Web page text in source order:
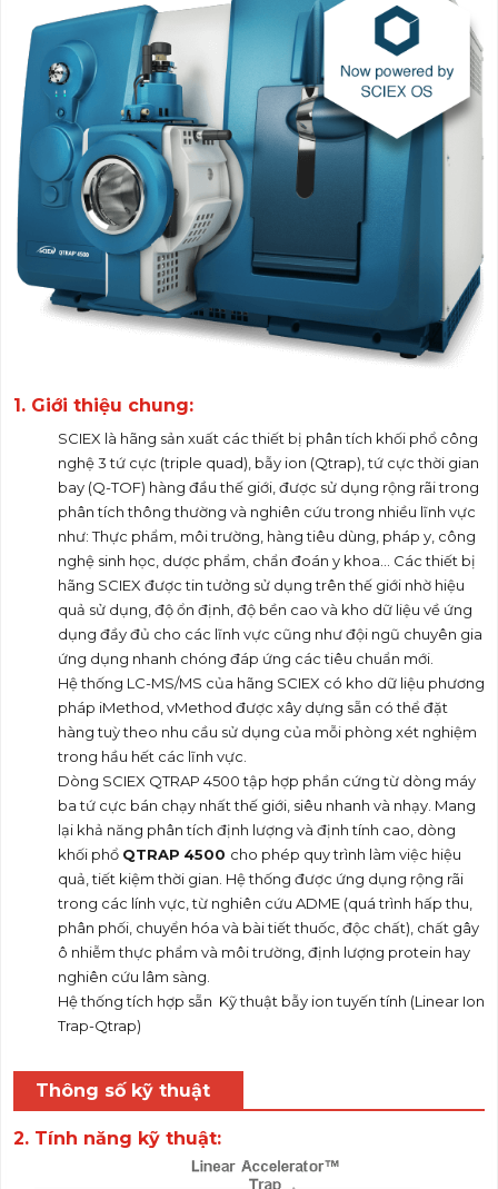
1. Giới thiệu chung:
SCIEX là hãng sản xuất các thiết bị phân tích khối phổ công
nghệ 3 tứ cực (triple quad), bẫy ion (Qtrap), tứ cực thời gian
bay (Q-TOF) hàng đầu thế giới, được sử dụng rộng rãi trong
phân tích thông thường và nghiên cứu trong nhiều lĩnh vực
như: Thực phẩm, môi trường, hàng tiêu dùng, pháp y, công
nghệ sinh học, dược phẩm, chẩn đoán y khoa… Các thiết bị
hãng SCIEX được tin tưởng sử dụng trên thế giới nhờ hiệu
quả sử dụng, độ ổn định, độ bền cao và kho dữ liệu về ứng
dụng đầy đủ cho các lĩnh vực cũng như đội ngũ chuyên gia
ứng dụng nhanh chóng đáp ứng các tiêu chuẩn mới.
Hệ thống LC-MS/MS của hãng SCIEX có kho dữ liệu phương
pháp iMethod, vMethod được xây dựng sẵn có thể đặt
hàng tuỳ theo nhu cầu sử dụng của mỗi phòng xét nghiệm
trong hầu hết các lĩnh vực.
Dòng SCIEX QTRAP 4500 tập hợp phần cứng từ dòng máy
ba tứ cực bán chạy nhất thế giới, siêu nhanh và nhạy. Mang
lại khả năng phân tích định lượng và định tính cao, dòng
khối phổ QTRAP 4500 cho phép quy trình làm việc hiệu
quả, tiết kiệm thời gian. Hệ thống được ứng dụng rộng rãi
trong các lính vực, từ nghiên cứu ADME (quá trình hấp thu,
phân phối, chuyển hóa và bài tiết thuốc, độc chất), chất gây
ô nhiễm thực phẩm và môi trường, định lượng protein hay
nghiên cứu lâm sàng.
Hệ thống tích hợp sẵn Kỹ thuật bẫy ion tuyến tính (Linear Ion
Trap-Qtrap)
Thông số kỹ thuật
2. Tính năng kỹ thuật: